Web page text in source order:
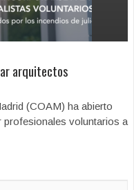
arquitectos
(COAM) ha abierto
profesionales voluntarios a